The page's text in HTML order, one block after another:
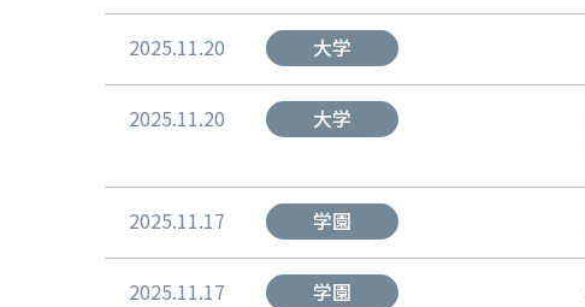
2025.11.20 大学
2025.11.20 大学
2025.11.17 学園
2025.11.17 学園